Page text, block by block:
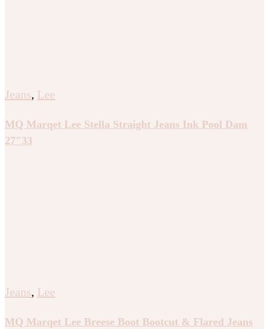
Jeans, Lee
MQ Marqet Lee Stella Straight Jeans Ink Pool Dam
27″33
Jeans, Lee
MQ Marqet Lee Breese Boot Bootcut & Flared Jeans